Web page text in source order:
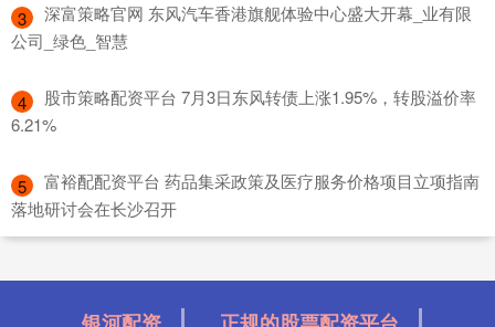
3
​深富策略官网 东风汽车香港旗舰体验中心盛大开幕_业有限
公司_绿色_智慧
4
​股市策略配资平台 7月3日东风转债上涨1.95%，转股溢价率
6.21%
5
​富裕配配资平台 药品集采政策及医疗服务价格项目立项指南
落地研讨会在长沙召开